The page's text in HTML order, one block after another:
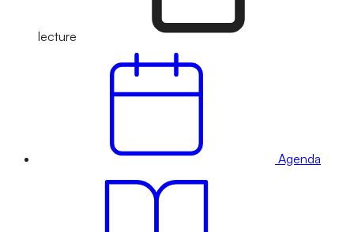
lecture
Agenda